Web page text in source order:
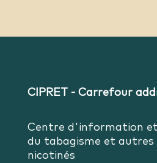
CIPRET - Carrefour
Centre d'information
du tabagisme et
nicotinés